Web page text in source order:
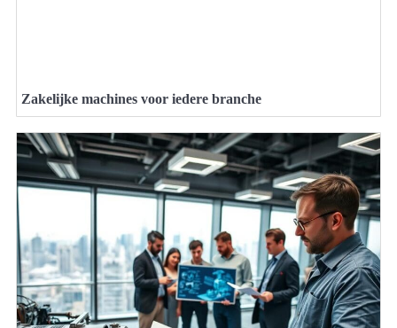
Zakelijke machines voor iedere branche